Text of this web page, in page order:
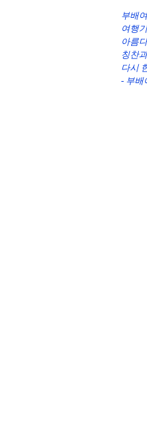
부배
여행
아름
칭찬
다시
- 부배